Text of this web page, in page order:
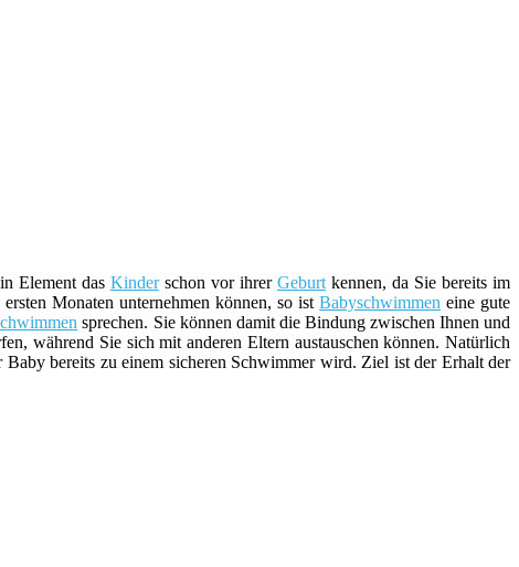
Element das Kinderschon vor ihrer Geburtkennen, da Sie bereits im
Monaten unternehmen können, so istBabyschwimmen eine gute
sprechen. Sie können damit die Bindung zwischen Ihnen und
während Sie sich mit anderen Eltern austauschen können. Natürlich
Baby bereits zu einem sicheren Schwimmer wird. Ziel ist der Erhalt der